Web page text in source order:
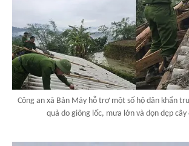
Công an xã Bản Máy hỗ trợ một số hộ dân khẩn
quả do giông lốc, mưa lớn và dọn dẹp cây